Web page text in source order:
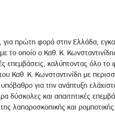
πρώτη φορά στην Ελλάδα,
το οποίο ο Καθ. Κ.
επεμβάσεις, καλύπτοντας όλο
του Καθ. Κ. Κωνσταντινίδη με
υπόβαθρο για την ανάπτυξη
δύσκολες και απαιτητικές
λαπαροσκοπικής και